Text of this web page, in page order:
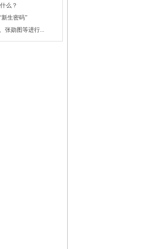
么？
生密码”
张勋图等进行...